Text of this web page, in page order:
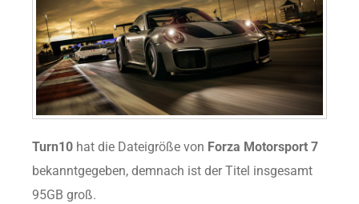
Turn10 hat die Dateigröße von Forza Motorsport 7
bekanntgegeben, demnach ist der Titel insgesamt
95GB groß.